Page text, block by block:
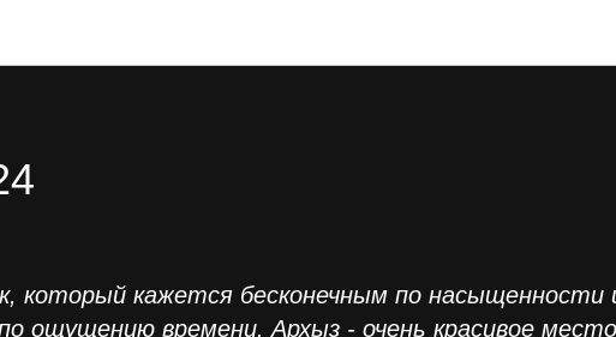
который кажется бесконечным по насыщенности
ощущению времени. Архыз - очень красивое